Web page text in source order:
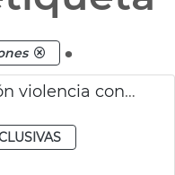
.
Jornada 25N eliminación violencia contra las mujeres